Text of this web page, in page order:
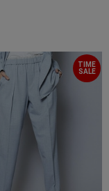
TIME
SALE